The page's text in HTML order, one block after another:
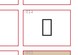
󲵬